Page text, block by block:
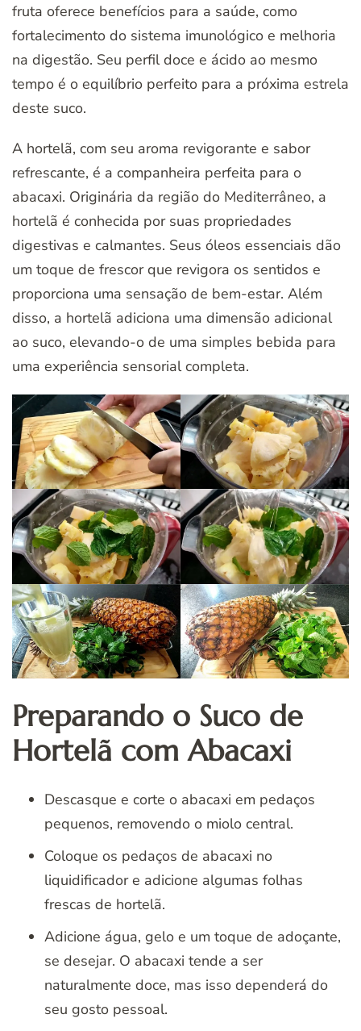
fruta oferece benefícios para a saúde, como
fortalecimento do sistema imunológico e melhoria
na digestão. Seu perfil doce e ácido ao mesmo
tempo é o equilíbrio perfeito para a próxima estrela
deste suco.
A hortelã, com seu aroma revigorante e sabor
refrescante, é a companheira perfeita para o
abacaxi. Originária da região do Mediterrâneo, a
hortelã é conhecida por suas propriedades
digestivas e calmantes. Seus óleos essenciais dão
um toque de frescor que revigora os sentidos e
proporciona uma sensação de bem-estar. Além
disso, a hortelã adiciona uma dimensão adicional
ao suco, elevando-o de uma simples bebida para
uma experiência sensorial completa.
Preparando o Suco de
Hortelã com Abacaxi
Descasque e corte o abacaxi em pedaços
pequenos, removendo o miolo central.
Coloque os pedaços de abacaxi no
liquidificador e adicione algumas folhas
frescas de hortelã.
Adicione água, gelo e um toque de adoçante,
se desejar. O abacaxi tende a ser
naturalmente doce, mas isso dependerá do
seu gosto pessoal.